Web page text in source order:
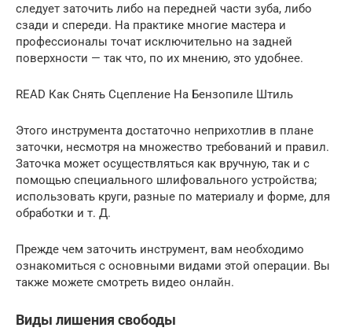
следует заточить либо на передней части зуба, либо
сзади и спереди. На практике многие мастера и
профессионалы точат исключительно на задней
поверхности — так что, по их мнению, это удобнее.
READ Как Снять Сцепление На Бензопиле Штиль
Этого инструмента достаточно неприхотлив в плане
заточки, несмотря на множество требований и правил.
Заточка может осуществляться как вручную, так и с
помощью специального шлифовального устройства;
использовать круги, разные по материалу и форме, для
обработки и т. Д.
Прежде чем заточить инструмент, вам необходимо
ознакомиться с основными видами этой операции. Вы
также можете смотреть видео онлайн.
Виды лишения свободы